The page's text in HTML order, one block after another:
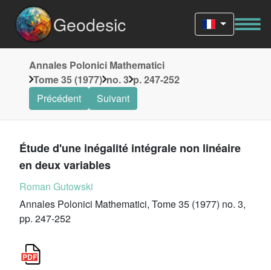
Geodesic
Annales Polonici Mathematici
Tome 35 (1977) no. 3 p. 247-252
Précédent
Suivant
Étude d'une inégalité intégrale non linéaire
en deux variables
Roman Gutowski
Annales Polonici Mathematici, Tome 35 (1977) no. 3,
pp. 247-252